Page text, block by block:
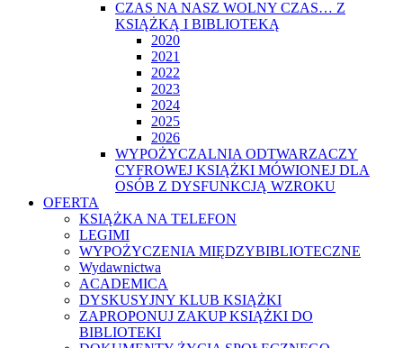
CZAS NA NASZ WOLNY CZAS… Z
KSIĄŻKĄ I BIBLIOTEKĄ
2020
2021
2022
2023
2024
2025
2026
WYPOŻYCZALNIA ODTWARZACZY
CYFROWEJ KSIĄŻKI MÓWIONEJ DLA
OSÓB Z DYSFUNKCJĄ WZROKU
OFERTA
KSIĄŻKA NA TELEFON
LEGIMI
WYPOŻYCZENIA MIĘDZYBIBLIOTECZNE
Wydawnictwa
ACADEMICA
DYSKUSYJNY KLUB KSIĄŻKI
ZAPROPONUJ ZAKUP KSIĄŻKI DO
BIBLIOTEKI